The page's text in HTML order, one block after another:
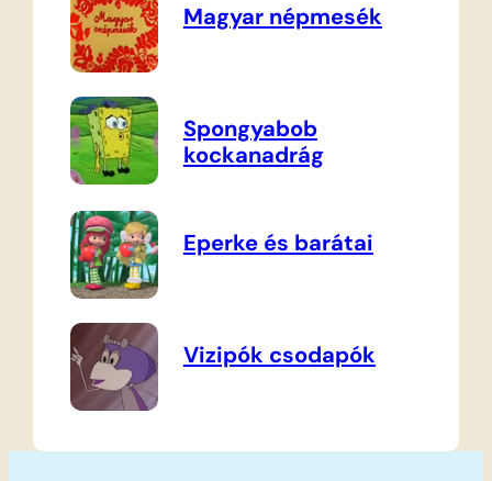
Magyar népmesék
Spongyabob
kockanadrág
Eperke és barátai
Vizipók csodapók